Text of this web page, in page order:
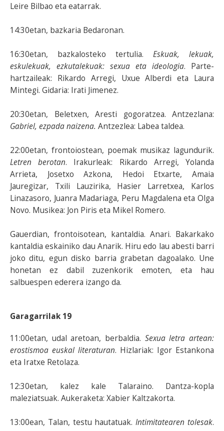
Leire Bilbao eta eatarrak.
14:30etan, bazkaria Bedaronan.
16:30etan, bazkalosteko tertulia. Eskuak, lekuak,
eskulekuak, ezkutalekuak: sexua eta ideologia. Parte-
hartzaileak: Rikardo Arregi, Uxue Alberdi eta Laura
Mintegi. Gidaria: Irati Jimenez.
20:30etan, Beletxen, Aresti gogoratzea. Antzezlana:
Gabriel, ezpada naizena. Antzezlea: Labea taldea.
22:00etan, frontoiostean, poemak musikaz lagundurik.
Letren berotan. Irakurleak: Rikardo Arregi, Yolanda
Arrieta, Josetxo Azkona, Hedoi Etxarte, Amaia
Jauregizar, Txili Lauzirika, Hasier Larretxea, Karlos
Linazasoro, Juanra Madariaga, Peru Magdalena eta Olga
Novo. Musikea: Jon Piris eta Mikel Romero.
Gauerdian, frontoisotean, kantaldia. Anari. Bakarkako
kantaldia eskainiko dau Anarik. Hiru edo lau abesti barri
joko ditu, egun disko barria grabetan dagoalako. Une
honetan ez dabil zuzenkorik emoten, eta hau
salbuespen ederera izango da.
Garagarrilak 19
11:00etan, udal aretoan, berbaldia. Sexua letra artean:
erostismoa euskal literaturan. Hizlariak: Igor Estankona
eta Iratxe Retolaza.
12:30etan, kalez kale Talaraino. Dantza-kopla
maleziatsuak. Aukeraketa: Xabier Kaltzakorta.
13:00ean, Talan, testu hautatuak. Intimitatearen tolesak.